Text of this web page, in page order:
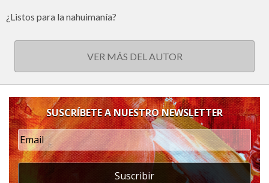
¿Listos para la nahuimanía?
VER MÁS DEL AUTOR
SUSCRÍBETE A NUESTRO NEWSLETTER
Suscribir